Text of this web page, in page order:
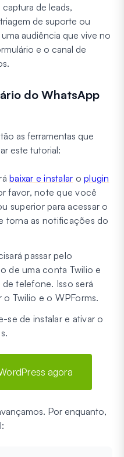
de leads,
de suporte ou
audiência que vive no
e o canal de
do WhatsApp
as ferramentas que
este tutorial:
baixar e instalar o plugin
favor, note que você
superior para acessar o
torna as notificações do
passar pelo
de uma conta Twilio e
telefone. Isso será
Twilio e o WPForms.
se de instalar e ativar o
agora
Por enquanto,